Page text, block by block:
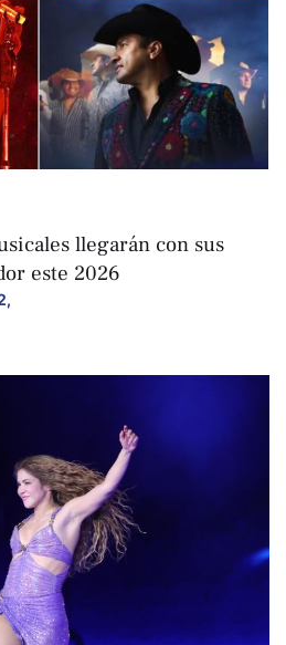
llegarán con sus
este 2026
,